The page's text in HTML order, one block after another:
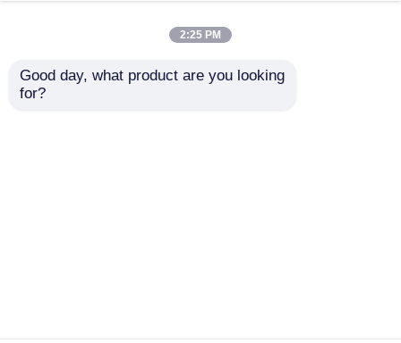
Stadien
2:25 PM
Good day, what product are you looking
for?